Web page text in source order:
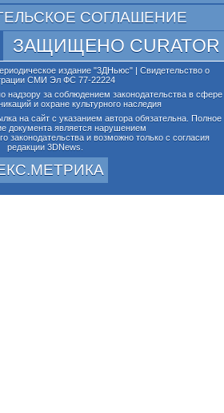
СОГЛАШЕНИЕ
ЗАЩИЩЕНО CURATOR
издание "3ДНьюс" | Свидетельство о
СМИ Эл ФС 77-22224
надзору за соблюдением законодательства в сфере
и охране культурного наследия
на сайт с указанием автора обязательна. Полное
документа является нарушением
законодательства и возможно только с согласия
редакции 3DNews.